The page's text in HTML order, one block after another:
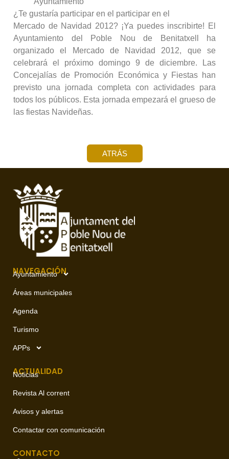
¿Te gustaría participar en el participar en el
Mercado de Navidad 2012? ¡Ya puedes inscribirte! El
Ayuntamiento del Poble Nou de Benitatxell ha
organizado el Mercado de Navidad 2012, que se
celebrará el próximo domingo 9 de diciembre. Las
Concejalías de Promoción Económica y Fiestas han
previsto una jornada completa con actividades para
todos los públicos. Esta jornada empezará el grueso de
las fiestas Navideñas.
ATRÁS
NAVEGACIÓN
Ayuntamiento
Áreas municipales
Agenda
Turismo
APPs
ACTUALIDAD
Noticias
Revista Al corrent
Avisos y alertas
Contactar con comunicación
CONTACTO